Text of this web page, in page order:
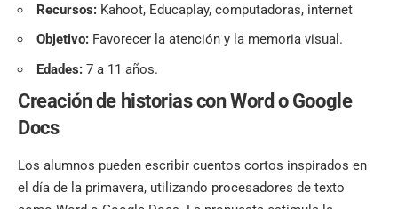
Recursos: Kahoot, Educaplay, computadoras, internet
Objetivo: Favorecer la atención y la memoria visual.
Edades: 7 a 11 años.
Creación de historias con Word o Google
Docs
Los alumnos pueden escribir cuentos cortos inspirados en
el día de la primavera, utilizando procesadores de texto